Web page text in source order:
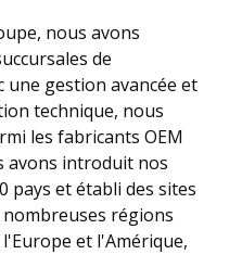
nous avons
de
une gestion avancée et
technique, nous
les fabricants OEM
avons introduit nos
pays et établi des sites
régions
et l'Amérique,